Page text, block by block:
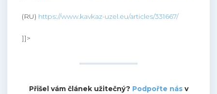
(RU) https://www.kavkaz-uzel.eu/articles/331667/
]]>
Přišel vám článek užitečný? Podpořte násv